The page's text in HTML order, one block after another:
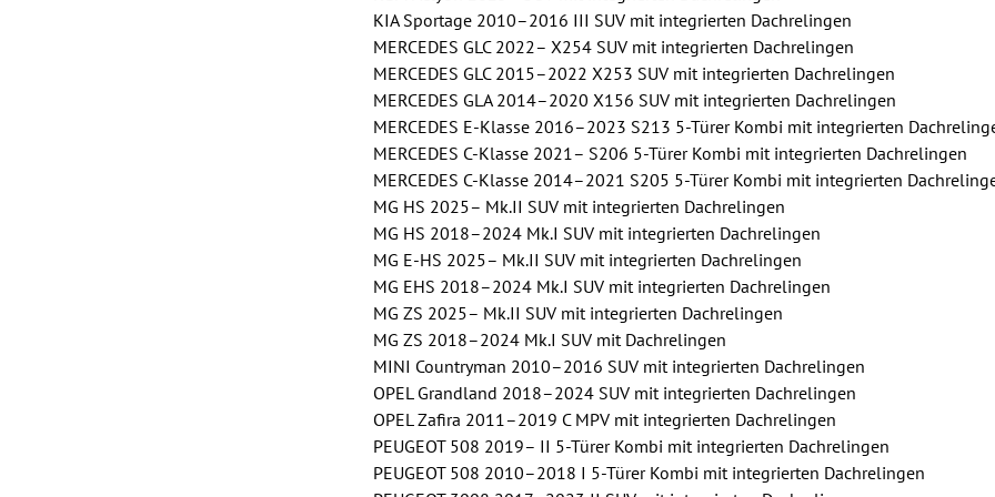
KIA Sportage 2010–2016 III SUV mit integrierten Dachrelingen
MERCEDES GLC 2022– X254 SUV mit integrierten Dachrelingen
MERCEDES GLC 2015–2022 X253 SUV mit integrierten Dachrelingen
MERCEDES GLA 2014–2020 X156 SUV mit integrierten Dachrelingen
MERCEDES E-Klasse 2016–2023 S213 5-Türer Kombi mit integrierten
MERCEDES C-Klasse 2021– S206 5-Türer Kombi mit integrierten Dachrelingen
MERCEDES C-Klasse 2014–2021 S205 5-Türer Kombi mit integrierten
MG HS 2025– Mk.II SUV mit integrierten Dachrelingen
MG HS 2018–2024 Mk.I SUV mit integrierten Dachrelingen
MG E-HS 2025– Mk.II SUV mit integrierten Dachrelingen
MG EHS 2018–2024 Mk.I SUV mit integrierten Dachrelingen
MG ZS 2025– Mk.II SUV mit integrierten Dachrelingen
MG ZS 2018–2024 Mk.I SUV mit Dachrelingen
MINI Countryman 2010–2016 SUV mit integrierten Dachrelingen
OPEL Grandland 2018–2024 SUV mit integrierten Dachrelingen
OPEL Zafira 2011–2019 C MPV mit integrierten Dachrelingen
PEUGEOT 508 2019– II 5-Türer Kombi mit integrierten Dachrelingen
PEUGEOT 508 2010–2018 I 5-Türer Kombi mit integrierten Dachrelingen